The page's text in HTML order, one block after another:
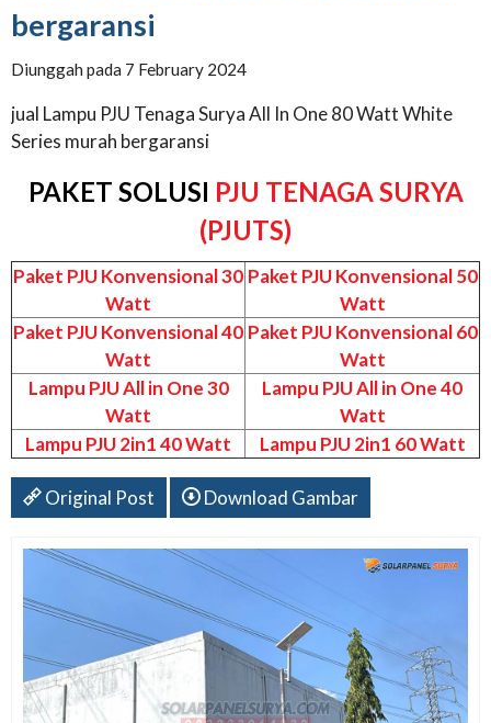
bergaransi
Diunggah pada 7 February 2024
jual Lampu PJU Tenaga Surya All In One 80 Watt White
Series murah bergaransi
PAKET SOLUSI PJU TENAGA SURYA
(PJUTS)
Paket PJU Konvensional 30
Watt
Paket PJU Konvensional 50
Watt
Paket PJU Konvensional 40
Watt
Paket PJU Konvensional 60
Watt
Lampu PJU All in One 30
Watt
Lampu PJU All in One 40
Watt
Lampu PJU 2in1 40 Watt
Lampu PJU 2in1 60 Watt
Original Post Download Gambar